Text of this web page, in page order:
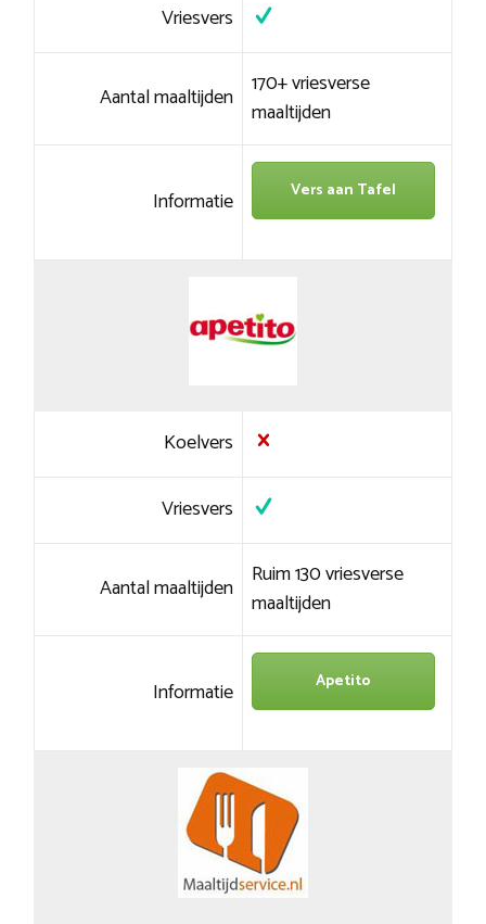
Vriesvers
Aantal maaltijden 170+ vriesverse
maaltijden
Informatie Vers aan Tafel
Koelvers
Vriesvers
Aantal maaltijden Ruim 130 vriesverse
maaltijden
Informatie Apetito